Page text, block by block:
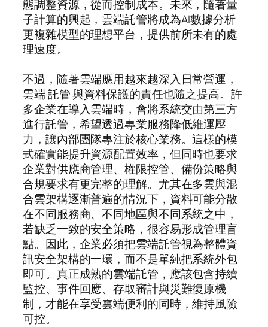
態調整資源，從而控制成本。未來，隨著量
子計算的興起，雲端託管將成為AI數據分析
更複雜模型的理想平台，提供前所未有的處
理速度。
不過，隨著雲端應用越來越深入日常營運，
雲端 託管 與資料保護的責任也隨之提高。許
多企業在導入雲端時，會將系統交由第三方
進行託管，希望透過專業服務降低維運壓
力，讓內部團隊專注於核心業務。這樣的模
式確實能提升資源配置效率，但同時也要求
企業對供應商管理、權限控管、備份策略與
合規要求有更完整的理解。尤其在多雲與混
合雲架構逐漸普遍的情況下，資料可能分散
在不同服務商、不同地區與不同系統之中，
若缺乏一致的安全策略，很容易形成管理盲
點。因此，企業必須把雲端託管視為整體資
訊安全架構的一環，而不是單純把系統外包
即可。真正成熟的雲端託管，應該包含持續
監控、事件回應、存取審計與災難復原機
制，才能在享受雲端便利的同時，維持風險
可控。